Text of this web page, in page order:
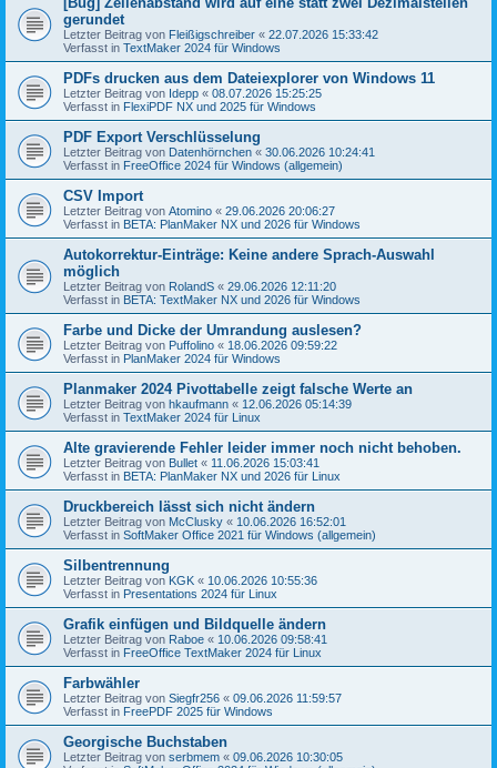
gerundet
Letzter Beitrag von Fleißigschreiber « 22.07.2026 15:33:42
Verfasst in TextMaker 2024 für Windows
PDFs drucken aus dem Dateiexplorer von Windows 11
Letzter Beitrag von Idepp « 08.07.2026 15:25:25
Verfasst in FlexiPDF NX und 2025 für Windows
PDF Export Verschlüsselung
Letzter Beitrag von Datenhörnchen « 30.06.2026 10:24:41
Verfasst in FreeOffice 2024 für Windows (allgemein)
CSV Import
Letzter Beitrag von Atomino « 29.06.2026 20:06:27
Verfasst in BETA: PlanMaker NX und 2026 für Windows
Autokorrektur-Einträge: Keine andere Sprach-Auswahl
möglich
Letzter Beitrag von RolandS « 29.06.2026 12:11:20
Verfasst in BETA: TextMaker NX und 2026 für Windows
Farbe und Dicke der Umrandung auslesen?
Letzter Beitrag von Puffolino « 18.06.2026 09:59:22
Verfasst in PlanMaker 2024 für Windows
Planmaker 2024 Pivottabelle zeigt falsche Werte an
Letzter Beitrag von hkaufmann « 12.06.2026 05:14:39
Verfasst in TextMaker 2024 für Linux
Alte gravierende Fehler leider immer noch nicht behoben.
Letzter Beitrag von Bullet « 11.06.2026 15:03:41
Verfasst in BETA: PlanMaker NX und 2026 für Linux
Druckbereich lässt sich nicht ändern
Letzter Beitrag von McClusky « 10.06.2026 16:52:01
Verfasst in SoftMaker Office 2021 für Windows (allgemein)
Silbentrennung
Letzter Beitrag von KGK « 10.06.2026 10:55:36
Verfasst in Presentations 2024 für Linux
Grafik einfügen und Bildquelle ändern
Letzter Beitrag von Raboe « 10.06.2026 09:58:41
Verfasst in FreeOffice TextMaker 2024 für Linux
Farbwähler
Letzter Beitrag von Siegfr256 « 09.06.2026 11:59:57
Verfasst in FreePDF 2025 für Windows
Georgische Buchstaben
Letzter Beitrag von serbmem « 09.06.2026 10:30:05